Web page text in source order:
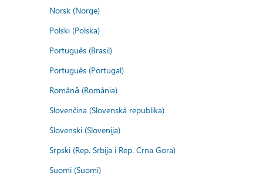
Norsk (Norge)
Polski (Polska)
Português (Brasil)
Português (Portugal)
Română (România)
Slovenčina (Slovenská republika)
Slovenski (Slovenija)
Srpski (Rep. Srbija i Rep. Crna Gora)
Suomi (Suomi)